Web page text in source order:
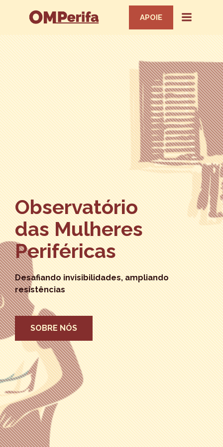
APOIE
Observatório
das Mulheres
Periféricas
Desafiando invisibilidades, ampliando
resistências
SOBRE NÓS